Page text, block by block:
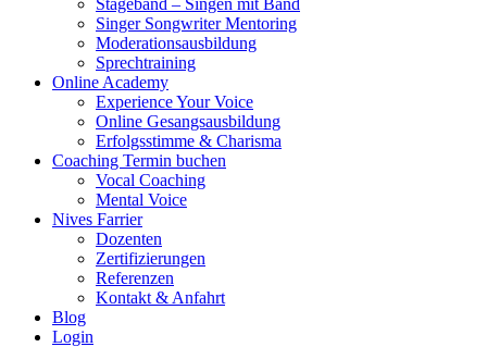
Singer Songwriter Mentoring
Moderationsausbildung
Sprechtraining
Online Academy
Experience Your Voice
Online Gesangsausbildung
Erfolgsstimme & Charisma
Coaching Termin buchen
Vocal Coaching
Mental Voice
Nives Farrier
Dozenten
Zertifizierungen
Referenzen
Kontakt & Anfahrt
Blog
Login